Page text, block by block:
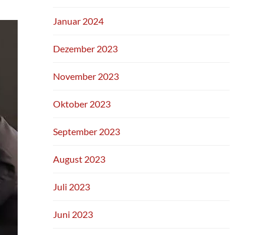
Januar 2024
Dezember 2023
November 2023
Oktober 2023
September 2023
August 2023
Juli 2023
Juni 2023